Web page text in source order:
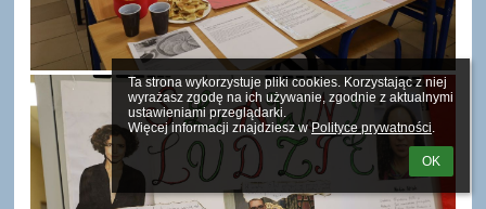
Ta strona wykorzystuje pliki cookies. Korzystając z niej
wyrażasz zgodę na ich używanie, zgodnie z aktualnymi
ustawieniami przeglądarki.
Więcej informacji znajdziesz w Polityce prywatności.
OK